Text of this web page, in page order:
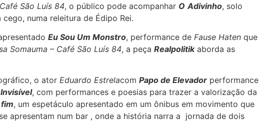
São Luís 84, o público pode acompanhar O Adivinho, solo
numa releitura de Édipo Rei.
Eu Sou Um Monstro, performance de Fause Haten que
Somauma – Café São Luís 84, a peça Realpolitikaborda as
o ator Eduardo Estrelacom Papo de Elevador performance
, com performances e poesias para trazer a valorização da
, um espetáculo apresentado em um ônibus em movimento que
se apresentam num bar , onde a história narra a jornada de dois